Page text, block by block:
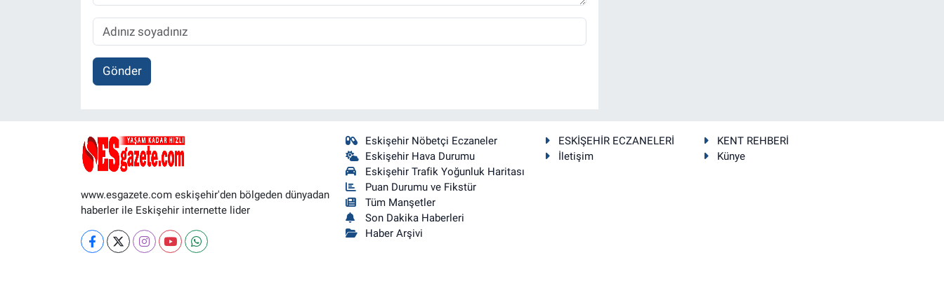
Gönder
www.esgazete.com eskişehir'den bölgeden dünyadan
haberler ile Eskişehir internette lider
Eskişehir Nöbetçi Eczaneler
Eskişehir Hava Durumu
Eskişehir Trafik Yoğunluk Haritası
Puan Durumu ve Fikstür
Tüm Manşetler
Son Dakika Haberleri
Haber Arşivi
ESKİŞEHİR ECZANELERİ
KENT REHBERİ
İletişim
Künye